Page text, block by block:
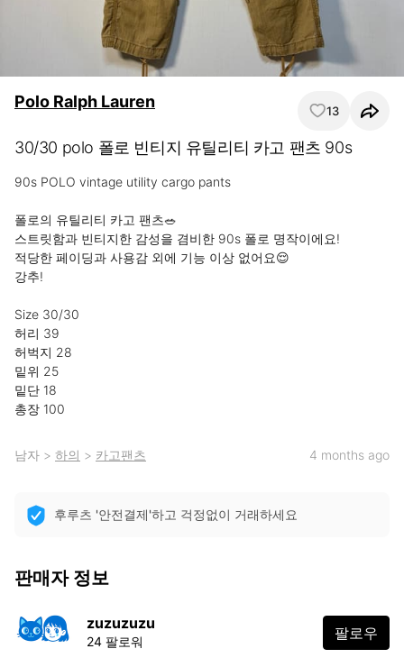
Polo Ralph Lauren 13
30/30 polo 폴로 빈티지 유틸리티 카고 팬츠 90s
90s POLO vintage utility cargo pants
폴로의 유틸리티 카고 팬츠🥗
스트릿함과 빈티지한 감성을 겸비한 90s 폴로 명작이에요!
적당한 페이딩과 사용감 외에 기능 이상 없어요😌
강추!
Size 30/30
허리 39
허벅지 28
밑위 25
밑단 18
총장 100
남자 > 하의 > 카고팬츠 4 months ago
후루츠 '안전결제'하고 걱정없이 거래하세요
판매자 정보
zuzuzuzu
24 팔로워 팔로우